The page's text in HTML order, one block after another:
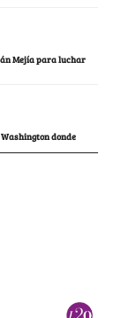
Mejía para luchar
donde